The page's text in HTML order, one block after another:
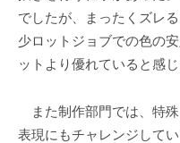
でしたが、まったくズレ
少ロットジョブでの色の
ットより優れていると感じ
また制作部門では、特
表現にもチャレンジしてい